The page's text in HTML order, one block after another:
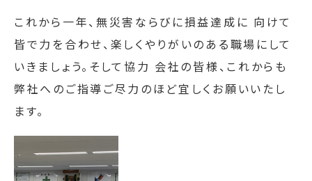
これから一年、無災害ならびに損益達成に 向けて
皆で力を合わせ、楽しくやりがいのある職場にして
いきましょう。そして協力 会社の皆様、これからも
弊社へのご指導ご尽力のほど宜しくお願いいたし
ます。